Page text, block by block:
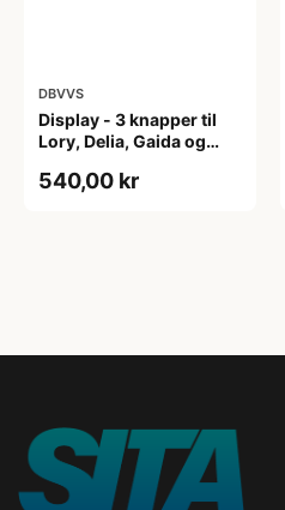
DBVVS
Display - 3 knapper til
Lory, Delia, Gaida og
540,00 kr